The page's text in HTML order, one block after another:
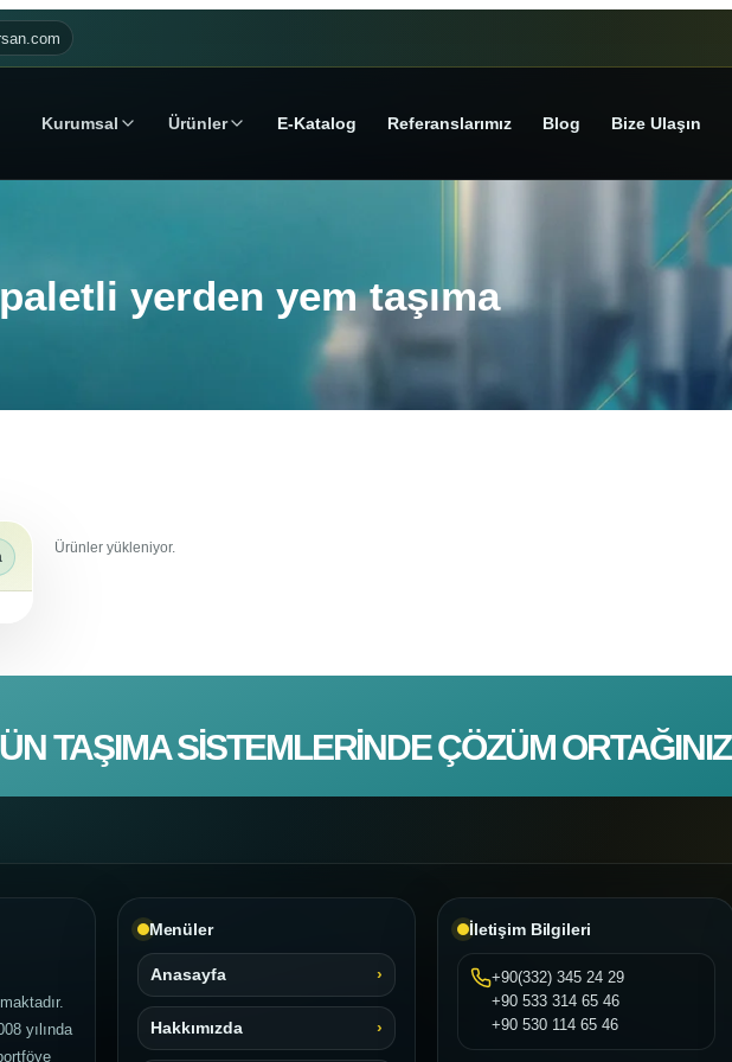
Kurumsal Ürünler E‑Katalog Referanslarımız Blog Bize Ulaşın
yerden yem taşıma
Ürünler yükleniyor.
TAŞIMA SISTEMLERINDE ÇÖZÜM ORTAĞINIZ
yılında
Menüler
Anasayfa
Hakkımızda
İletişim Bilgileri
+90(332) 345 24 29
+90 533 314 65 46
+90 530 114 65 46